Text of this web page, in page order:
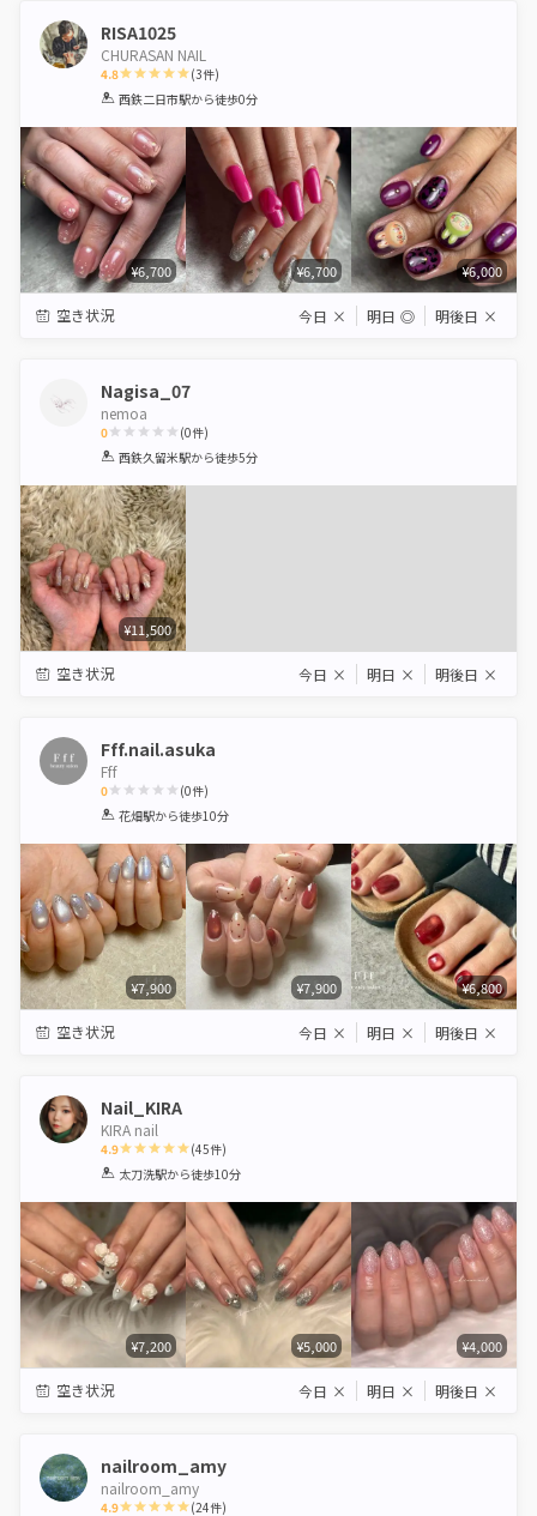
RISA1025
CHURASAN NAIL
4.8
1 2 3 4 5
(3件)
西鉄二日市駅から徒歩0分
¥6,700 ¥6,700 ¥6,000
空き状況 今日 × 明日 ◎ 明後日 ×
Nagisa_07
nemoa
0
1 2 3 4 5
(0件)
西鉄久留米駅から徒歩5分
¥11,500
空き状況 今日 × 明日 × 明後日 ×
Fff.nail.asuka
Fff
0
1 2 3 4 5
(0件)
花畑駅から徒歩10分
¥7,900 ¥7,900 ¥6,800
空き状況 今日 × 明日 × 明後日 ×
Nail_KIRA
KIRA nail
4.9
1 2 3 4 5
(45件)
太刀洗駅から徒歩10分
¥7,200 ¥5,000 ¥4,000
空き状況 今日 × 明日 × 明後日 ×
nailroom_amy
nailroom_amy
4.9 (24件)